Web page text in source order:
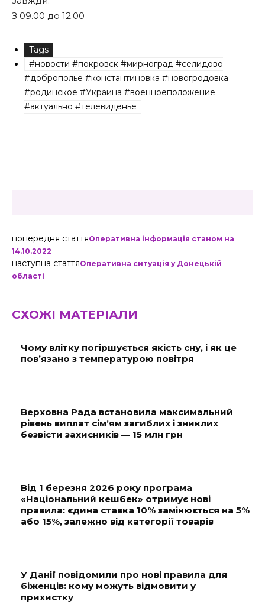
З 09.00 до 12.00
Tags
#новости #покровск #мирноград #селидово
#доброполье #константиновка #новогродовка
#родинское #Украина #военноеположение
#актуально #телевиденье
попередня статтяОперативна інформація станом на
14.10.2022
наступна статтяОперативна ситуація у Донецькій
області
СХОЖІ МАТЕРІАЛИ
Чому влітку погіршується якість сну, і як це
пов’язано з температурою повітря
Верховна Рада встановила максимальний
рівень виплат сім’ям загиблих і зниклих
безвісти захисників — 15 млн грн
Від 1 березня 2026 року програма
«Національний кешбек» отримує нові
правила: єдина ставка 10% замінюється на 5%
або 15%, залежно від категорії товарів
У Данії повідомили про нові правила для
біженців: кому можуть відмовити у
прихистку